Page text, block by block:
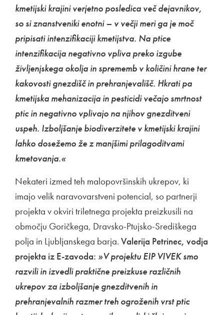
kmetijski krajini verjetno posledica več dejavnikov,
so si znanstveniki enotni – v večji meri ga je moč
pripisati intenzifikaciji kmetijstva. Na ptice
intenzifikacija negativno vpliva preko izgube
življenjskega okolja in sprememb v količini hrane ter
kakovosti gnezdišč in prehranjevališč. Hkrati pa
kmetijska mehanizacija in pesticidi večajo smrtnost
ptic in negativno vplivajo na njihov gnezditveni
uspeh. Izboljšanje biodiverzitete v kmetijski krajini
lahko dosežemo že z manjšimi prilagoditvami
kmetovanja.«
Nekateri izmed teh malopovršinskih ukrepov, ki
imajo velik naravovarstveni potencial, so partnerji
projekta v okviri triletnega projekta preizkusili na
območju Goričkega, Dravsko-Ptujsko-Središkega
polja in Ljubljanskega barja. Valerija Petrinec, vodja
projekta iz E-zavoda: »V projektu EIP VIVEK smo
razvili in izvedli praktične preizkuse različnih
ukrepov za izboljšanje gnezditvenih in
prehranjevalnih razmer treh ogroženih vrst ptic